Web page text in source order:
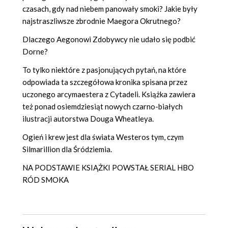
czasach, gdy nad niebem panowały smoki? Jakie były
najstraszliwsze zbrodnie Maegora Okrutnego?
Dlaczego Aegonowi Zdobywcy nie udało się podbić
Dorne?
To tylko niektóre z pasjonujących pytań, na które
odpowiada ta szczegółowa kronika spisana przez
uczonego arcymaestera z Cytadeli. Książka zawiera
też ponad osiemdziesiąt nowych czarno-białych
ilustracji autorstwa Douga Wheatleya.
Ogień i krew jest dla świata Westeros tym, czym
Silmarillion dla Śródziemia.
NA PODSTAWIE KSIĄŻKI POWSTAŁ SERIAL HBO
RÓD SMOKA